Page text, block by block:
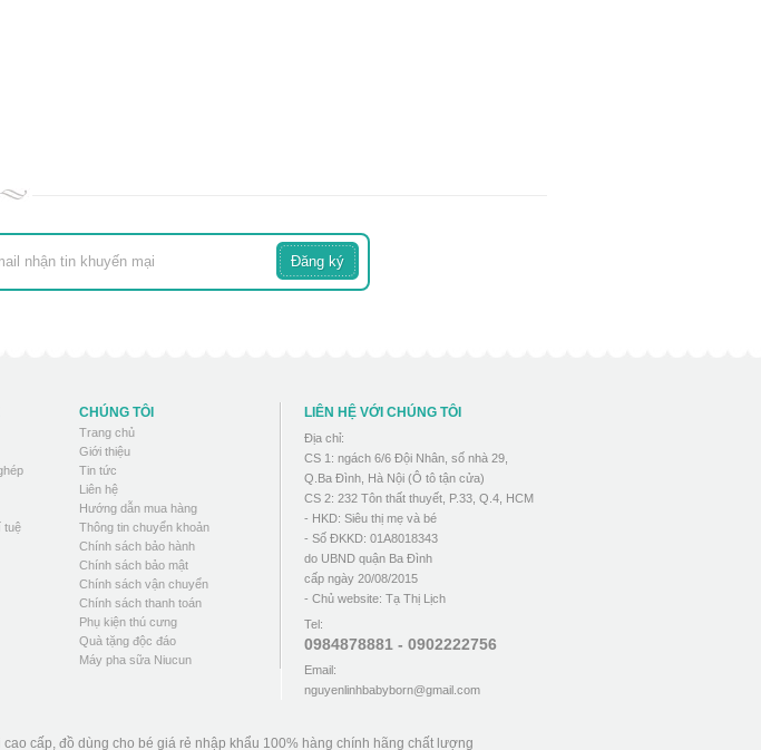
tuệ
CHÚNG TÔI
Trang chủ
Giới thiệu
Tin tức
Liên hệ
Hướng dẫn mua hàng
Thông tin chuyển khoản
Chính sách bảo hành
Chính sách bảo mật
Chính sách vận chuyển
Chính sách thanh toán
Phụ kiện thú cưng
Quà tặng độc đáo
Máy pha sữa Niucun
LIÊN HỆ VỚI CHÚNG TÔI
Địa chỉ:
CS 1: ngách 6/6 Đội Nhân, số nhà 29,
Q.Ba Đình, Hà Nội (Ô tô tận cửa)
CS 2: 232 Tôn thất thuyết, P.33, Q.4, HCM
- HKD: Siêu thị mẹ và bé
- Số ĐKKD: 01A8018343
do UBND quận Ba Đình
cấp ngày 20/08/2015
- Chủ website: Tạ Thị Lịch
Tel:
0984878881 - 0902222756
Email:
nguyenlinhbabyborn@gmail.com
cấp, đồ dùng cho bé giá rẻ nhập khẩu 100% hàng chính hãng chất lượng